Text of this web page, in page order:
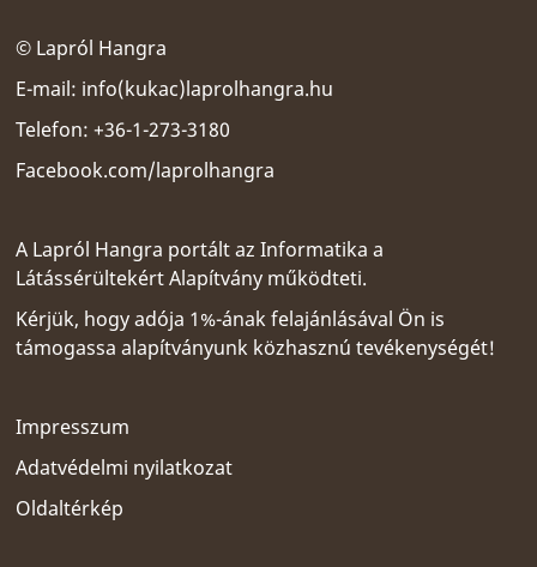
© Lapról Hangra
E-mail: info(kukac)laprolhangra.hu
Telefon: +36-1-273-3180
Facebook.com/laprolhangra
A Lapról Hangra portált azInformatika a
Látássérültekért Alapítvány működteti.
Kérjük, hogy adója 1%-ának felajánlásával Ön is
támogassa alapítványunk közhasznú tevékenységét!
Impresszum
Adatvédelmi nyilatkozat
Oldaltérkép